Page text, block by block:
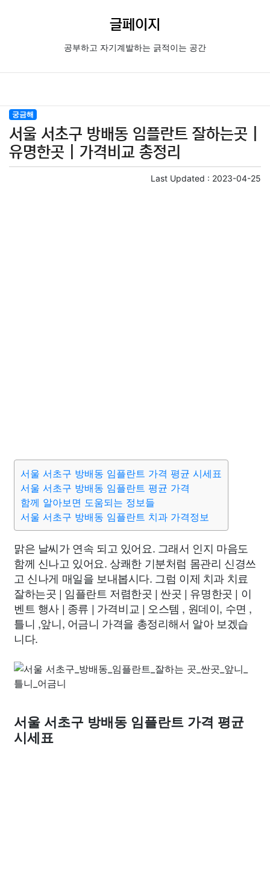
글페이지
공부하고 자기계발하는 긁적이는 공간
궁금해
서울 서초구 방배동 임플란트 잘하는곳 |
유명한곳 | 가격비교 총정리
Last Updated : 2023-04-25
서울 서초구 방배동 임플란트 가격 평균 시세표
서울 서초구 방배동 임플란트 평균 가격
함께 알아보면 도움되는 정보들
서울 서초구 방배동 임플란트 치과 가격정보
맑은 날씨가 연속 되고 있어요. 그래서 인지 마음도
함께 신나고 있어요. 상쾌한 기분처럼 몸관리 신경쓰
고 신나게 매일을 보내봅시다. 그럼 이제 치과 치료
잘하는곳 | 임플란트 저렴한곳 | 싼곳 | 유명한곳 | 이
벤트 행사 | 종류 | 가격비교 | 오스템 , 원데이, 수면 ,
틀니 ,앞니, 어금니 가격을 총정리해서 알아 보겠습
니다.
서울 서초구 방배동 임플란트 가격 평균
시세표